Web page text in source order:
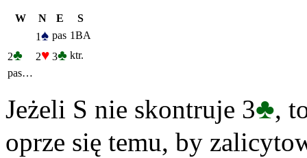
W N E
S
1♠ pas 1BA
2♣ 2♥ 3♣ ktr.
pas…
Jeżeli S nie skontruje 3♣,
oprze się temu, by